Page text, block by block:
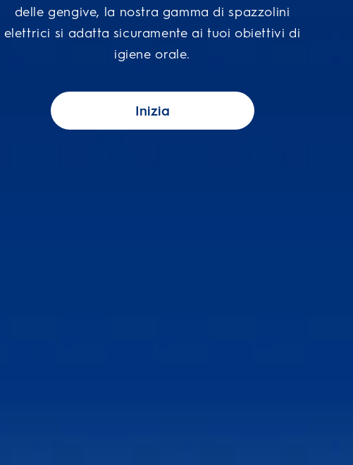
delle gengive, la nostra gamma di spazzolini
elettrici si adatta sicuramente ai tuoi obiettivi di
igiene orale.
Inizia